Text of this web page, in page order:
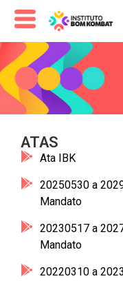
conteúdo
ATAS
Ata IBK
20250530 a
Mandato
20230517 a
Mandato
20220310 a